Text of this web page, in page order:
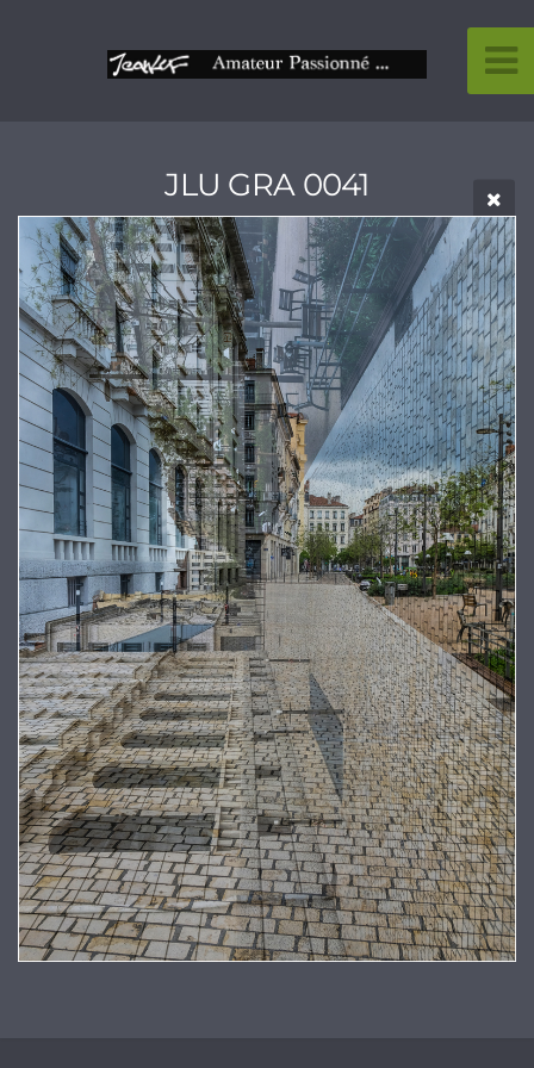
JLU GRA 0041